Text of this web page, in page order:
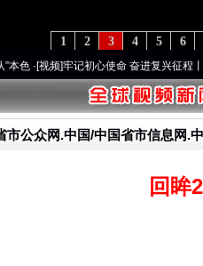
6
5
4
3
2
1
]牢记初心使命 奋进复兴征程丨宝塔山下
市公众网.中国/中国省市信息网.
回眸